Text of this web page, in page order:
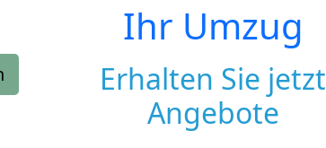
Ihr Umzug
Erhalten Sie jetzt
Angebote